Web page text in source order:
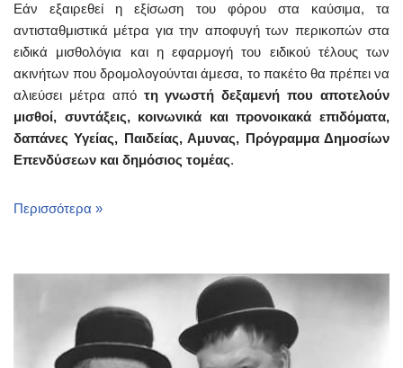
Εάν εξαιρεθεί η εξίσωση του φόρου στα καύσιμα, τα
αντισταθμιστικά μέτρα για την αποφυγή των περικοπών στα
ειδικά μισθολόγια και η εφαρμογή του ειδικού τέλους των
ακινήτων που δρομολογούνται άμεσα, το πακέτο θα πρέπει να
αλιεύσει μέτρα από τη γνωστή δεξαμενή που αποτελούν
μισθοί, συντάξεις, κοινωνικά και προνοικακά επιδόματα,
δαπάνες Υγείας, Παιδείας, Αμυνας, Πρόγραμμα Δημοσίων
Επενδύσεων και δημόσιος τομέας.
Περισσότερα »